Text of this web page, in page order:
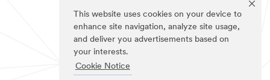
This website uses cookies on your device to
enhance site navigation, analyze site usage,
and deliver you advertisements based on
your interests.
Cookie Notice